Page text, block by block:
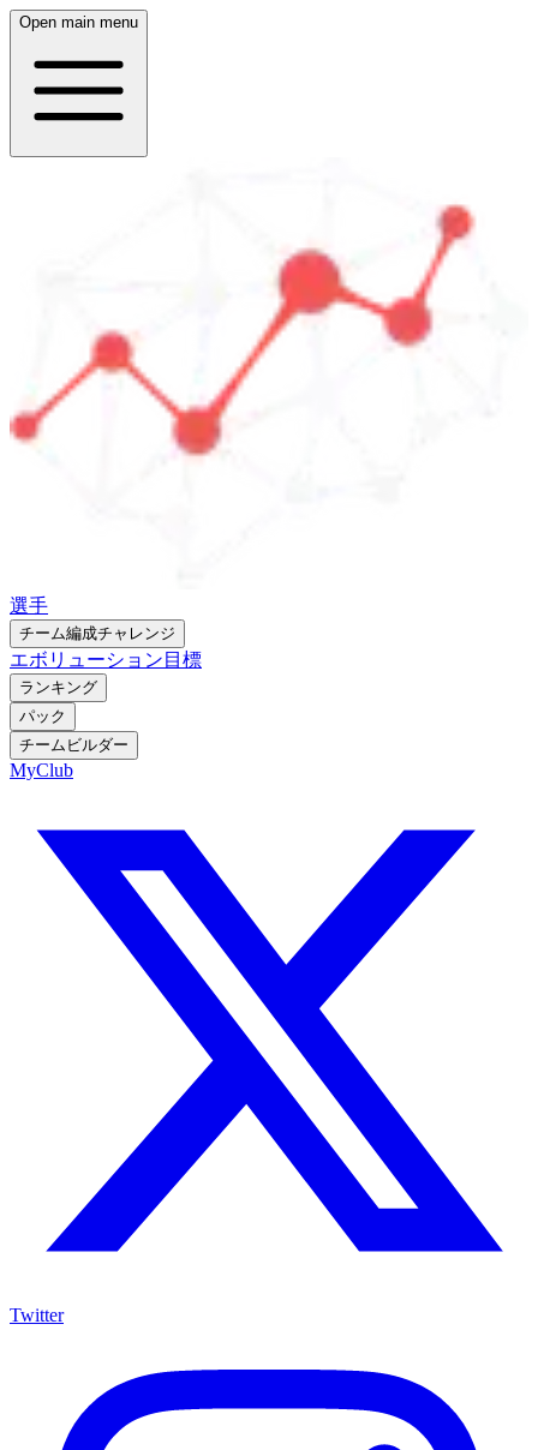
Open main menu
選手
チーム編成チャレンジ
エボリューション 目標
ランキング
パック
チームビルダー
MyClub
Twitter